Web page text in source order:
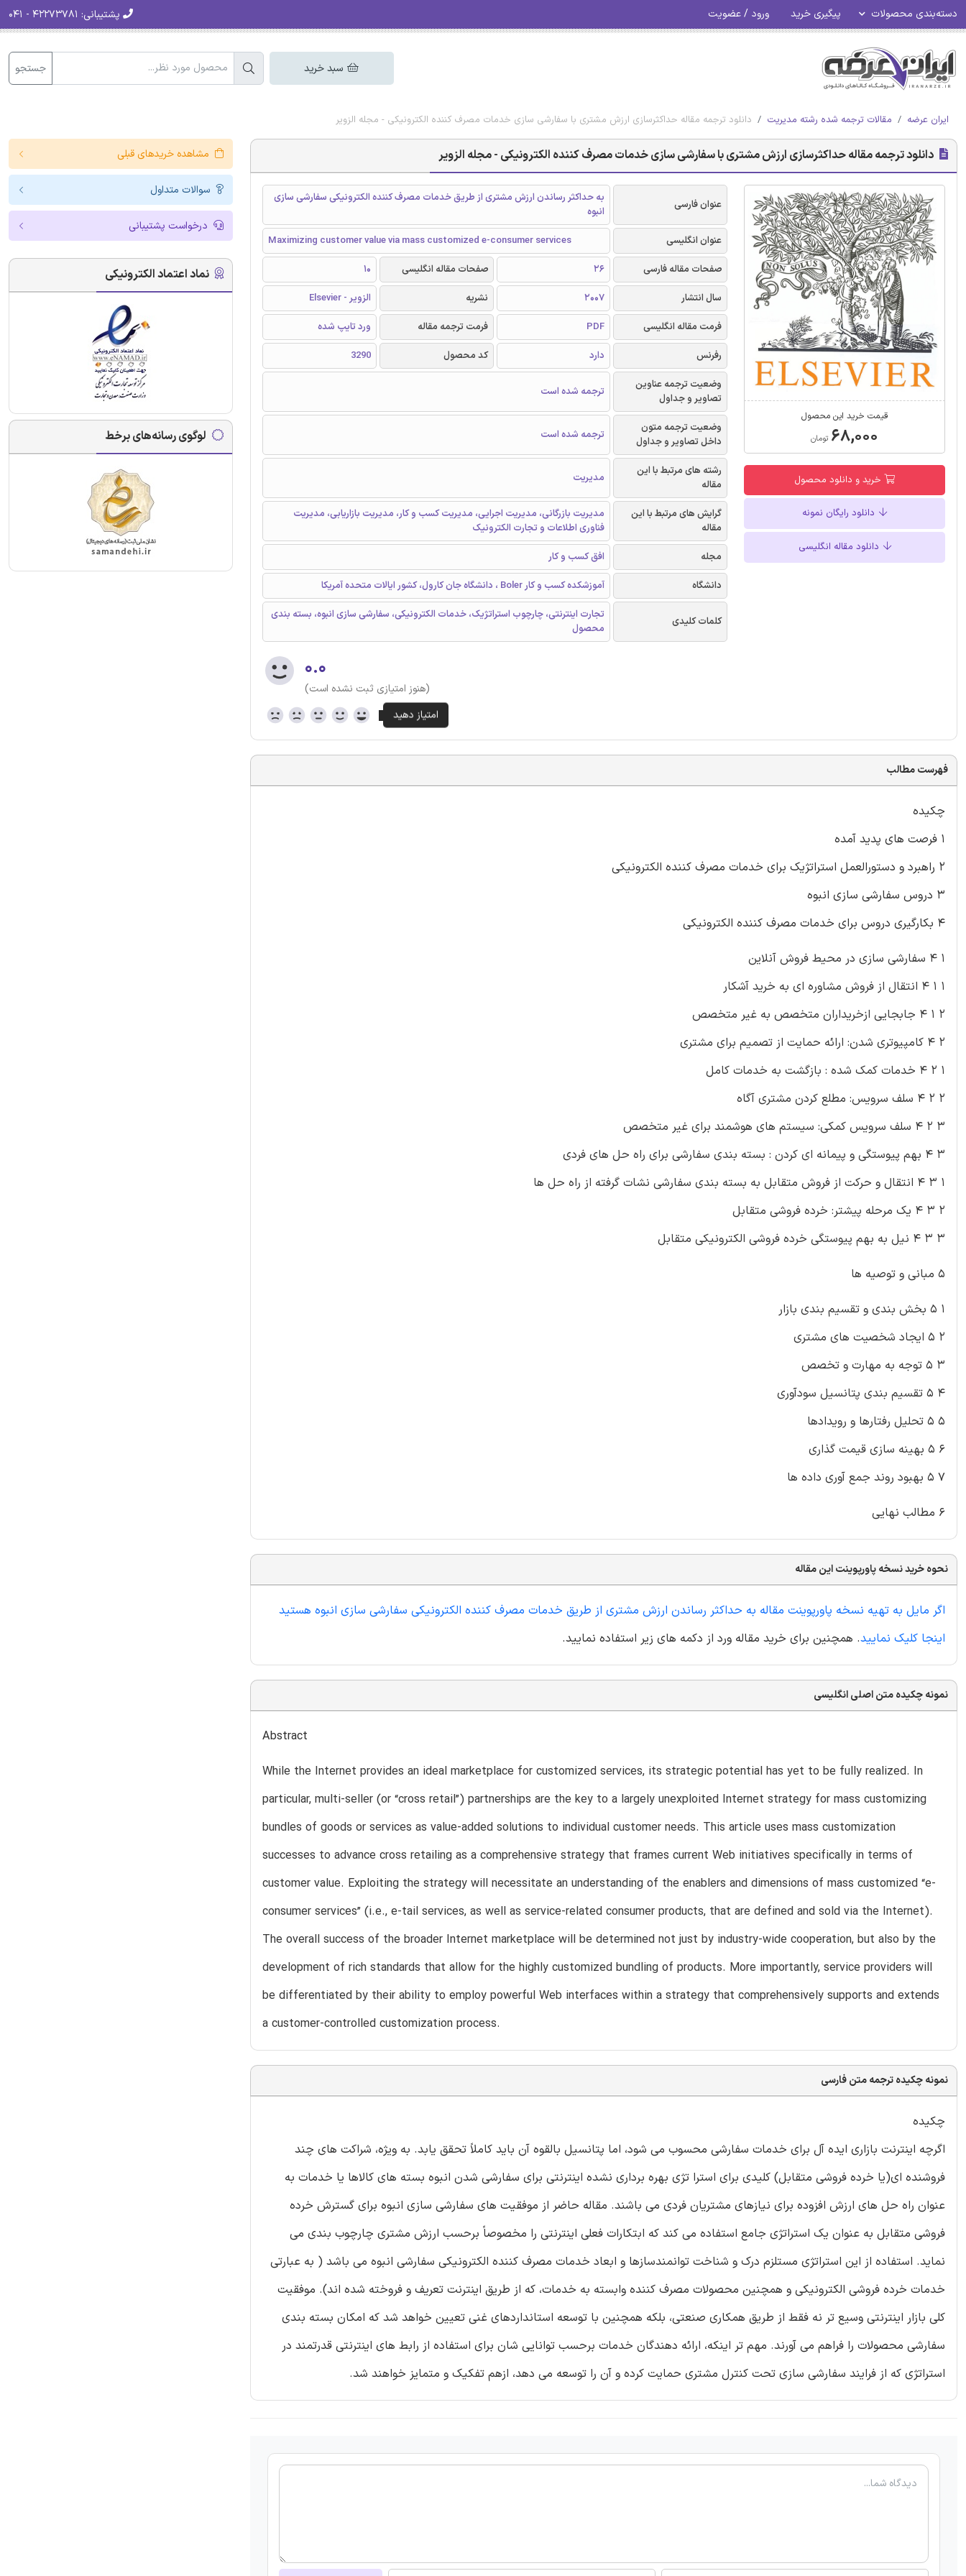
دسته‌بندی محصولات پیگیری خرید ورود / عضویت پشتیبانی:
سبد خرید جستجو
ایران عرضه مقالات ترجمه شده رشته مدیریت دانلود ترجمه مقاله حداکثرسازی ارزش مشتری با سفارشی سازی خدمات مصرف کننده الکترونیکی - مجله الزویر
دانلود ترجمه مقاله حداکثرسازی ارزش مشتری با سفارشی سازی خدمات مصرف کننده الکترونیکی - مجله الزویر
قیمت خرید این محصول
۶۸,۰۰۰ تومان
خرید و دانلود محصول
دانلود رایگان نمونه
دانلود مقاله انگلیسی
عنوان فارسی
به حداکثر رساندن ارزش مشتری از طریق خدمات مصرف کننده الکترونیکی سفارشی سازی
انبوه
عنوان انگلیسی
Maximizing customer value via mass customized e-consumer services
صفحات مقاله فارسی
26 صفحات مقاله انگلیسی
10
سال انتشار
2007 نشریه
الزویر - Elsevier
فرمت مقاله انگلیسی
PDF فرمت ترجمه مقاله
ورد تایپ شده
رفرنس
دارد کد محصول
3290
وضعیت ترجمه عناوین
تصاویر و جداول
ترجمه شده است
وضعیت ترجمه متون
داخل تصاویر و جداول
ترجمه شده است
رشته های مرتبط با این
مقاله
مدیریت
گرایش های مرتبط با این
مقاله
مدیریت بازرگانی، مدیریت اجرایی، مدیریت کسب و کار، مدیریت بازاریابی، مدیریت
فناوری اطلاعات و تجارت الکترونیک
مجله
افق کسب و کار
دانشگاه
آموزشکده کسب و کار Boler ، دانشگاه جان کارول، کشور ایالات متحده آمریکا
کلمات کلیدی
تجارت اینترنتی، چارچوب استراتژیک، خدمات الکترونیکی، سفارشی سازی انبوه، بسته بندی
محصول
۰.۰
(هنوز امتیازی ثبت نشده است)
فهرست مطالب
چکیده
۱ فرصت های پدید آمده
۲ راهبرد و دستورالعمل استراتژیک برای خدمات مصرف کننده الکترونیکی
۳ دروس سفارشی سازی انبوه
۴ بکارگیری دروس برای خدمات مصرف کننده الکترونیکی
۱ ۴ سفارشی سازی در محیط فروش آنلاین
۱ ۱ ۴ انتقال از فروش مشاوره ای به خرید آشکار
۲ ۱ ۴ جابجایی ازخریداران متخصص به غیر متخصص
۲ ۴ کامپیوتری شدن: ارائه حمایت از تصمیم برای مشتری
۱ ۲ ۴ خدمات کمک شده : بازگشت به خدمات کامل
۲ ۲ ۴ سلف سرویس: مطلع کردن مشتری آگاه
۳ ۲ ۴ سلف سرویس کمکی: سیستم های هوشمند برای غیر متخصص
۳ ۴ بهم پیوستگی و پیمانه ای کردن : بسته بندی سفارشی برای راه حل های فردی
۱ ۳ ۴ انتقال و حرکت از فروش متقابل به بسته بندی سفارشی نشات گرفته از راه حل ها
۲ ۳ ۴ یک مرحله پیشتر: خرده فروشی متقابل
۳ ۳ ۴ نیل به بهم پیوستگی خرده فروشی الکترونیکی متقابل
۵ مبانی و توصیه ها
۱ ۵ بخش بندی و تقسیم بندی بازار
۲ ۵ ایجاد شخصیت های مشتری
۳ ۵ توجه به مهارت و تخصص
۴ ۵ تقسیم بندی پتانسیل سودآوری
۵ ۵ تحلیل رفتارها و رویدادها
۶ ۵ بهینه سازی قیمت گذاری
۷ ۵ بهبود روند جمع آوری داده ها
۶ مطالب نهایی
نحوه خرید نسخه پاورپوینت این مقاله
اگر مایل به تهیه نسخه پاورپوینت مقاله به حداکثر رساندن ارزش مشتری از طریق خدمات مصرف کننده الکترونیکی سفارشی سازی انبوه هستید
اینجا کلیک نمایید. همچنین برای خرید مقاله ورد از دکمه های زیر استفاده نمایید.
نمونه چکیده متن اصلی انگلیسی
Abstract
While the Internet provides an ideal marketplace for customized services, its strategic potential has yet to be fully realized. In
particular, multi-seller (or “cross retail”) partnerships are the key to a largely unexploited Internet strategy for mass customizing
bundles of goods or services as value-added solutions to individual customer needs. This article uses mass customization
successes to advance cross retailing as a comprehensive strategy that frames current Web initiatives specifically in terms of
customer value. Exploiting the strategy will necessitate an understanding of the enablers and dimensions of mass customized “e-
consumer services” (i.e., e-tail services, as well as service-related consumer products, that are defined and sold via the Internet).
The overall success of the broader Internet marketplace will be determined not just by industry-wide cooperation, but also by the
development of rich standards that allow for the highly customized bundling of products. More importantly, service providers will
be differentiated by their ability to employ powerful Web interfaces within a strategy that comprehensively supports and extends
a customer-controlled customization process.
نمونه چکیده ترجمه متن فارسی
چکیده
اگرچه اینترنت بازاری ایده آل برای خدمات سفارشی محسوب می شود، اما پتانسیل بالقوه آن باید کاملاً تحقق یابد. به ویژه، شراکت های چند
فروشنده ای(یا خرده فروشی متقابل) کلیدی برای استرا تژی بهره برداری نشده اینترنتی برای سفارشی شدن انبوه بسته های کالاها یا خدمات به
عنوان راه حل های ارزش افزوده برای نیازهای مشتریان فردی می باشند. مقاله حاضر از موفقیت های سفارشی سازی انبوه برای گسترش خرده
فروشی متقابل به عنوان یک استراتژی جامع استفاده می کند که ابتکارات فعلی اینترنتی را مخصوصاً برحسب ارزش مشتری چارچوب بندی می
نماید. استفاده از این استراتژی مستلزم درک و شناخت توانمندسازها و ابعاد خدمات مصرف کننده الکترونیکی سفارشی انبوه می باشد ( به عبارتی
خدمات خرده فروشی الکترونیکی و همچنین محصولات مصرف کننده وابسته به خدمات، که از طریق اینترنت تعریف و فروخته شده اند). موفقیت
کلی بازار اینترنتی وسیع تر نه فقط از طریق همکاری صنعتی، بلکه همچنین با توسعه استانداردهای غنی تعیین خواهد شد که امکان بسته بندی
سفارشی محصولات را فراهم می آورند. مهم تر اینکه، ارائه دهندگان خدمات برحسب توانایی شان برای استفاده از رابط های اینترنتی قدرتمند در
استراتژی که از فرایند سفارشی سازی تحت کنترل مشتری حمایت کرده و آن را توسعه می دهد، ازهم تفکیک و متمایز خواهند شد.
مشاهده خریدهای قبلی
سوالات متداول
درخواست پشتیبانی
نماد اعتماد الکترونیکی
لوگوی رسانه‌های برخط